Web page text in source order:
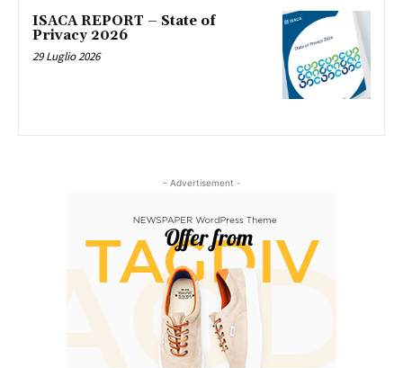
ISACA REPORT – State of
Privacy 2026
29 Luglio 2026
- Advertisement -